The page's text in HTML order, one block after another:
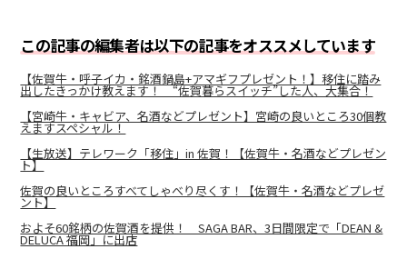
この記事の編集者は以下の記事をオススメしています
【佐賀牛・呼子イカ・銘酒鍋島+アマギフプレゼント！】移住に踏み
出したきっかけ教えます！ “佐賀暮らスイッチ”した人、大集合！
【宮崎牛・キャビア、名酒などプレゼント】宮崎の良いところ30個教
えますスペシャル！
【生放送】テレワーク「移住」in 佐賀！【佐賀牛・名酒などプレゼン
ト】
佐賀の良いところすべてしゃべり尽くす！【佐賀牛・名酒などプレゼ
ント】
およそ60銘柄の佐賀酒を提供！ SAGA BAR、3日間限定で「DEAN &
DELUCA 福岡」に出店